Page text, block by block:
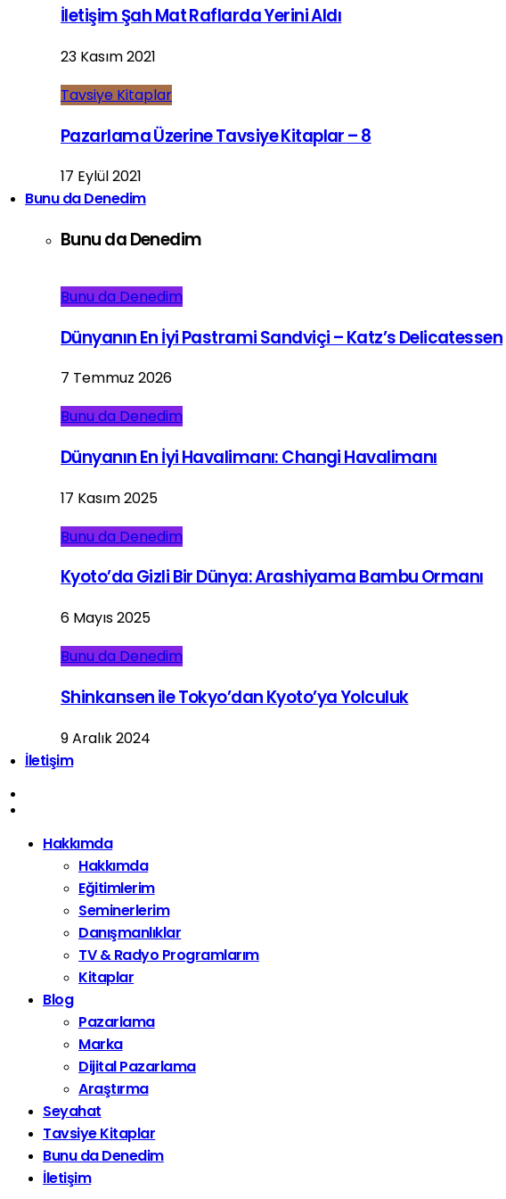
İletişim Şah Mat Raflarda Yerini Aldı
23 Kasım 2021
Tavsiye Kitaplar
Pazarlama Üzerine Tavsiye Kitaplar – 8
17 Eylül 2021
Bunu da Denedim
Bunu da Denedim
Bunu da Denedim
Dünyanın En İyi Pastrami Sandviçi – Katz’s Delicatessen
7 Temmuz 2026
Bunu da Denedim
Dünyanın En İyi Havalimanı: Changi Havalimanı
17 Kasım 2025
Bunu da Denedim
Kyoto’da Gizli Bir Dünya: Arashiyama Bambu Ormanı
6 Mayıs 2025
Bunu da Denedim
Shinkansen ile Tokyo’dan Kyoto’ya Yolculuk
9 Aralık 2024
İletişim
Hakkımda
Hakkımda
Eğitimlerim
Seminerlerim
Danışmanlıklar
TV & Radyo Programlarım
Kitaplar
Blog
Pazarlama
Marka
Dijital Pazarlama
Araştırma
Seyahat
Tavsiye Kitaplar
Bunu da Denedim
İletişim